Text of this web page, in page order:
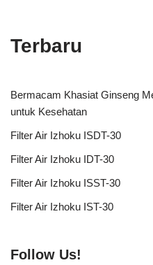
Terbaru
Bermacam Khasiat Ginseng
untuk Kesehatan
Filter Air Izhoku ISDT-30
Filter Air Izhoku IDT-30
Filter Air Izhoku ISST-30
Filter Air Izhoku IST-30
Follow Us!